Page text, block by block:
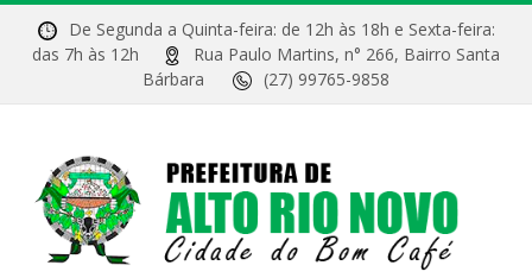
De Segunda a Quinta-feira: de 12h às 18h e Sexta-feira:
das 7h às 12h
Rua Paulo Martins, n° 266, Bairro Santa
Bárbara
(27) 99765-9858